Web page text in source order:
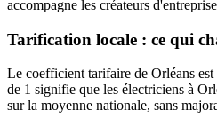
accompagne les créateurs
Tarification locale : ce qui
Le coefficient tarifaire de Orléans est
de 1 signifie que les électriciens à
sur la moyenne nationale, sans